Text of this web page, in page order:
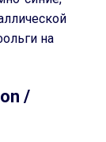
на
/